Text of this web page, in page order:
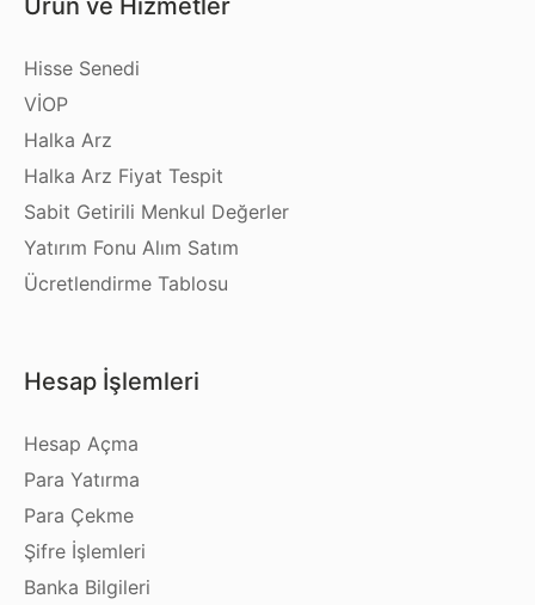
Ürün ve Hizmetler
Hisse Senedi
VİOP
Halka Arz
Halka Arz Fiyat Tespit
Sabit Getirili Menkul Değerler
Yatırım Fonu Alım Satım
Ücretlendirme Tablosu
Hesap İşlemleri
Hesap Açma
Para Yatırma
Para Çekme
Şifre İşlemleri
Banka Bilgileri